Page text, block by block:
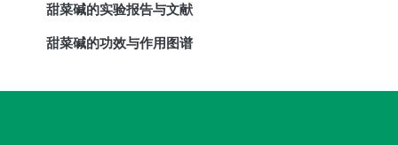
甜菜碱的实验报告与文献
甜菜碱的功效与作用图谱